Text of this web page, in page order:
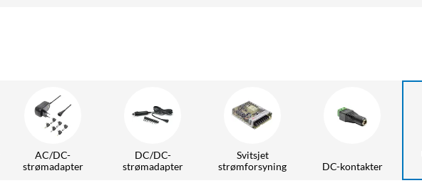
AC/DC-
strømadapter
DC/DC-
strømadapter
Svitsjet
strømforsyning
DC-kontakter